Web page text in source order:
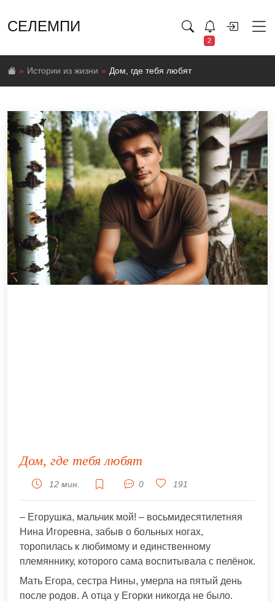
СЕЛЕМПИ
2
Истории из жизни Дом, где тебя любят
Дом, где тебя любят
12 мин. 0 191
– Егорушка, мальчик мой! – восьмидесятилетняя
Нина Игоревна, забыв о больных ногах,
торопилась к любимому и единственному
племяннику, которого сама воспитывала с пелёнок.
Мать Егора, сестра Нины, умерла на пятый день
после родов. А отца у Егорки никогда не было.